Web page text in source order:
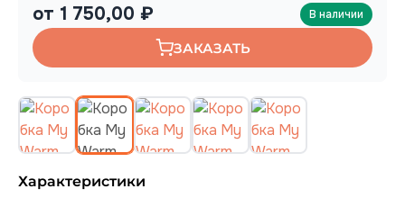
от 1 750,00 ₽ В наличии
ЗАКАЗАТЬ
Характеристики